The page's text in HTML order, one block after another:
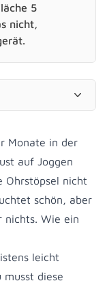
5
nicht,
Monate in der
auf Joggen
Ohrstöpsel nicht
schön, aber
nichts. Wie ein
leicht
musst diese